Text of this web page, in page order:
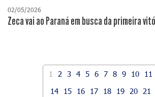
02/05/2026
Zeca vai ao Paraná em busca da primeira
1 2 3 4 5 6 7 8 9 10 11
14
15 16 17 18 19 20 21